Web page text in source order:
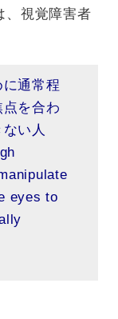
、視覚障害者
に通常程
を合わ
い人
eyes to